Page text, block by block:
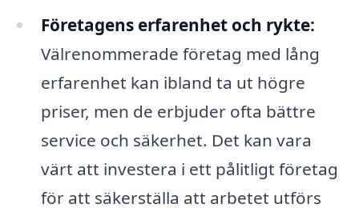
Företagens erfarenhet och rykte:
Välrenommerade företag med lång
erfarenhet kan ibland ta ut högre
priser, men de erbjuder ofta bättre
service och säkerhet. Det kan vara
värt att investera i ett pålitligt företag
för att säkerställa att arbetet utförs